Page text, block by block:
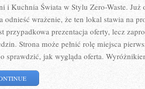
i Kuchnia Świata w Stylu Zero-Waste. Już
odnieść wrażenie, że ten lokal stawia na
przypadkowa prezentacja oferty, lecz
Strona może pełnić rolę miejsca
sprawdzić, jak wygląda oferta.